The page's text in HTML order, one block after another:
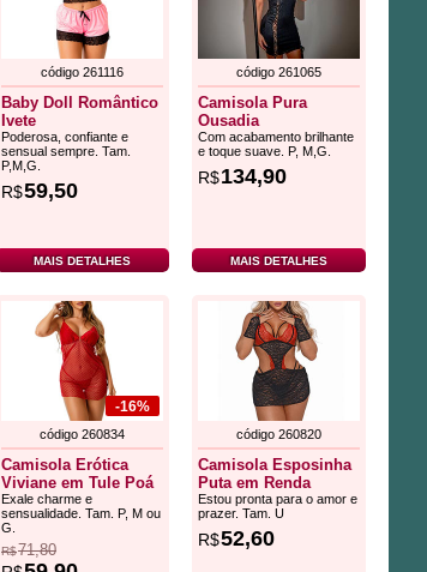
código 261116
Baby Doll Romântico
Ivete
Poderosa, confiante e
sensual sempre. Tam.
P,M,G.
R$59,50
MAIS DETALHES
código 261065
Camisola Pura
Ousadia
Com acabamento brilhante
e toque suave. P, M,G.
R$134,90
MAIS DETALHES
-16%
código 260834
Camisola Erótica
Viviane em Tule Poá
Exale charme e
sensualidade. Tam. P, M ou
G.
R$71,80
código 260820
Camisola Esposinha
Puta em Renda
Estou pronta para o amor e
prazer. Tam. U
R$52,60